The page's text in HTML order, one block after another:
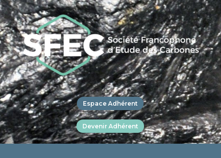
Espace Adhérent
Devenir Adhérent